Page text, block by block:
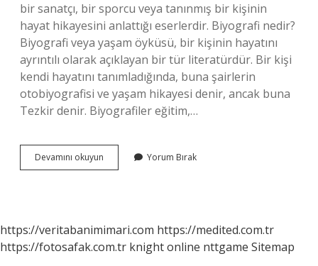
bir sanatçı, bir sporcu veya tanınmış bir kişinin
hayat hikayesini anlattığı eserlerdir. Biyografi nedir?
Biyografi veya yaşam öyküsü, bir kişinin hayatını
ayrıntılı olarak açıklayan bir tür literatürdür. Bir kişi
kendi hayatını tanımladığında, buna şairlerin
otobiyografisi ve yaşam hikayesi denir, ancak buna
Tezkir denir. Biyografiler eğitim,…
Devamını okuyun Biyografi
Ile
Yorum Bırak
https://veritabanimimari.com https://medited.com.tr
https://fotosafak.com.tr knight online nttgame Sitemap